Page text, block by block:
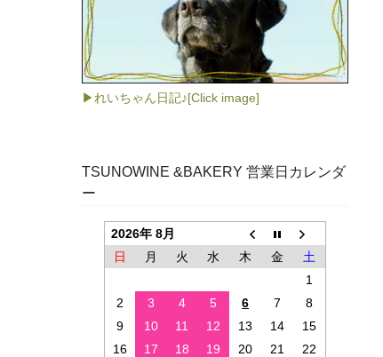
▶れいちゃん日記♪[Click image]
TSUNOWINE &BAKERY 営業日カレンダ
ー
2026年 8月
日
月 火 水 木 金
土
1
2
3 4 5 6 7
8
9
10 11 12 13 14
15
16
17 18 19 20 21
22